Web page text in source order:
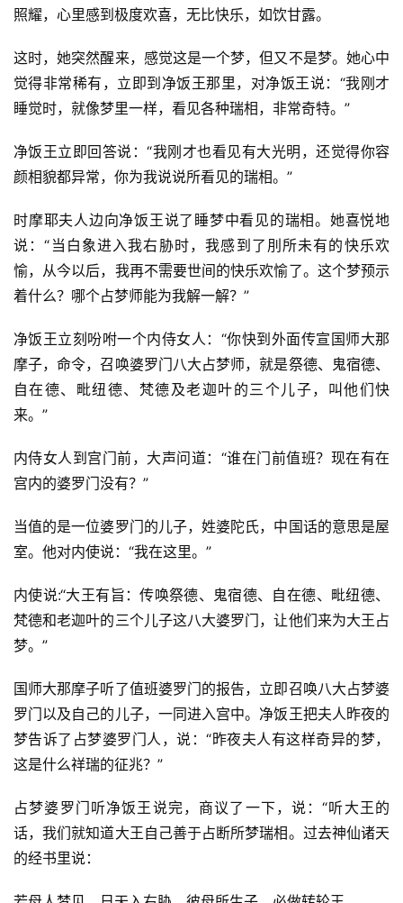
照耀，心里感到极度欢喜，无比快乐，如饮甘露。
这时，她突然醒来，感觉这是一个梦，但又不是梦。她心中
觉得非常稀有，立即到净饭王那里，对净饭王说：“我刚才
睡觉时，就像梦里一样，看见各种瑞相，非常奇特。”
净饭王立即回答说：“我刚才也看见有大光明，还觉得你容
颜相貌都异常，你为我说说所看见的瑞相。”
时摩耶夫人边向净饭王说了睡梦中看见的瑞相。她喜悦地
说：“当白象进入我右胁时，我感到了刖所未有的快乐欢
愉，从今以后，我再不需要世间的快乐欢愉了。这个梦预示
着什么？哪个占梦师能为我解一解？”
净饭王立刻吩咐一个内侍女人：“你快到外面传宣国师大那
摩子，命令，召唤婆罗门八大占梦师，就是祭德、鬼宿德、
自在德、毗纽德、梵德及老迦叶的三个儿子，叫他们快
来。”
内侍女人到宫门前，大声问道：“谁在门前值班？现在有在
宫内的婆罗门没有？”
当值的是一位婆罗门的儿子，姓婆陀氏，中国话的意思是屋
室。他对内使说：“我在这里。”
内使说:“大王有旨：传唤祭德、鬼宿德、自在德、毗纽德、
梵德和老迦叶的三个儿子这八大婆罗门，让他们来为大王占
梦。”
国师大那摩子听了值班婆罗门的报告，立即召唤八大占梦婆
罗门以及自己的儿子，一同进入宫中。净饭王把夫人昨夜的
梦告诉了占梦婆罗门人，说：“昨夜夫人有这样奇异的梦，
这是什么祥瑞的征兆？”
占梦婆罗门听净饭王说完，商议了一下，说：“听大王的
话，我们就知道大王自己善于占断所梦瑞相。过去神仙诸天
的经书里说：